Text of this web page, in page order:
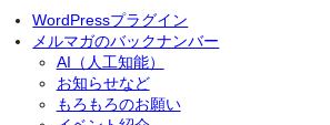
WordPressプラグイン
メルマガのバックナンバー
AI（人工知能）
お知らせなど
もろもろのお願い